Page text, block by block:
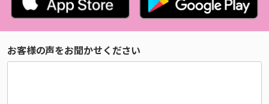
お客様の声をお聞かせください